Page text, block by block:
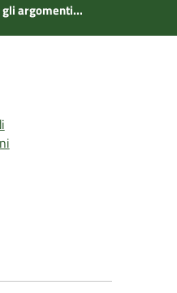
argomenti...